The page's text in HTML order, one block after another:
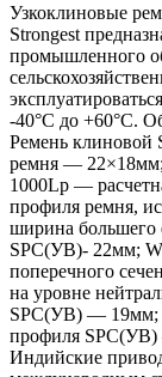
Узкоклиновые
Strongest
промышленного
-40°С до +60°С.
Ремень клиновой
ремня —
1000Lp —
профиля ремня,
ширина
SPC(УB)- 22мм;
поперечного
на уровне
SPC(УB) — 19мм;
профиля
Индийские